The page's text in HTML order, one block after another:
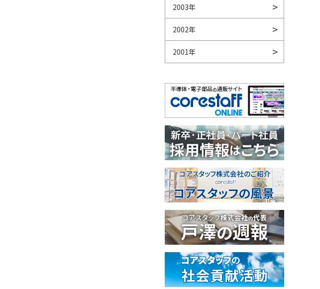
2003年
2002年
2001年